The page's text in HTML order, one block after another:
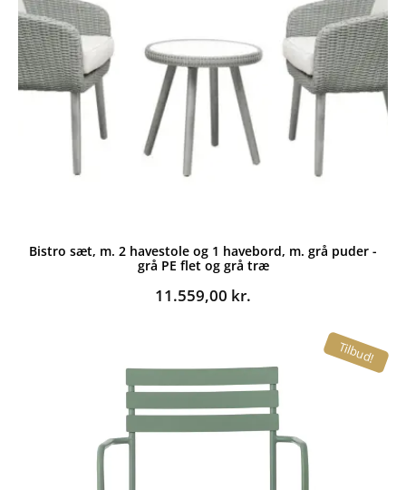
Bistro sæt, m. 2 havestole og 1 havebord, m. grå puder -
grå PE flet og grå træ
11.559,00 kr.
Tilbud!